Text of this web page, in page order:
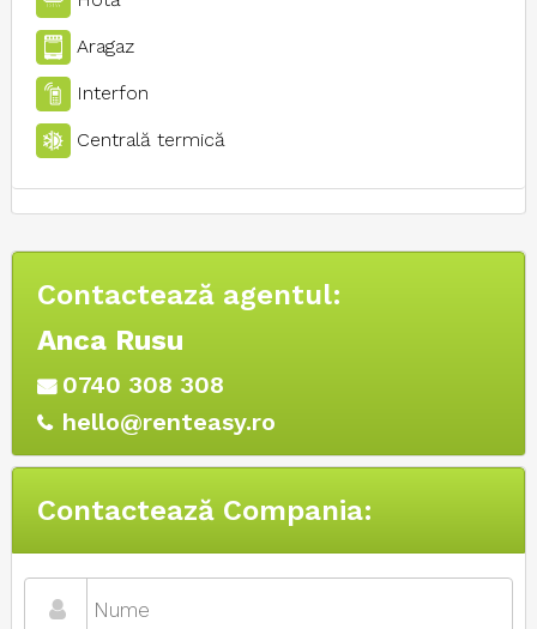
Aragaz
Interfon
Centrală termică
Contactează agentul:
Anca Rusu
0740 308 308
hello@renteasy.ro
Contactează Compania: